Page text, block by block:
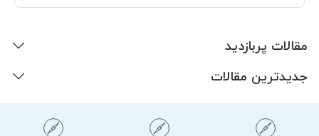
مقالات پربازدید
جدیدترین مقالات